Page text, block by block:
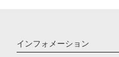
インフォメーション